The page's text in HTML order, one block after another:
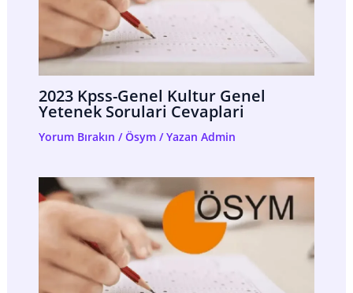
2023 Kpss-Genel Kultur Genel
Yetenek Sorulari Cevaplari
Yorum Bırakın /Ösym/ Yazan Admin